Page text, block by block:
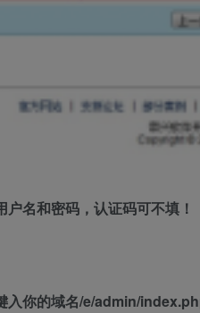
名和密码，认证码可不填！
入你的域名/e/admin/